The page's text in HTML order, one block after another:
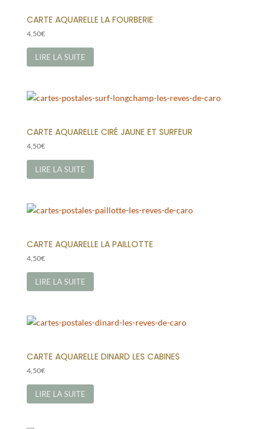
CARTE AQUARELLE LA FOURBERIE
4,50€
LIRE LA SUITE
CARTE AQUARELLE CIRÉ JAUNE ET SURFEUR
4,50€
LIRE LA SUITE
CARTE AQUARELLE LA PAILLOTTE
4,50€
LIRE LA SUITE
CARTE AQUARELLE DINARD LES CABINES
4,50€
LIRE LA SUITE